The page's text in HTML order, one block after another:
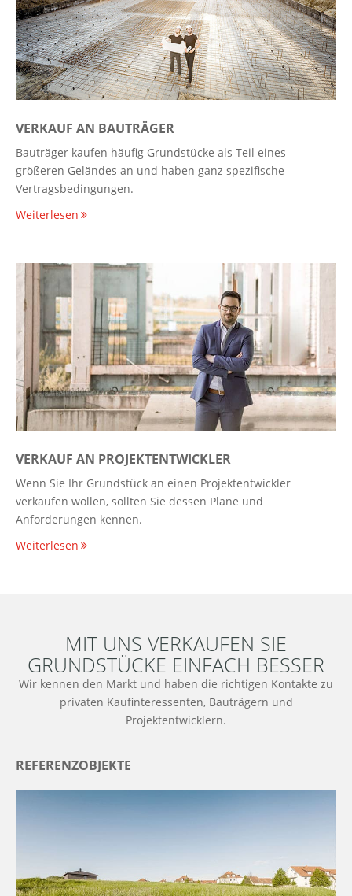
VERKAUF AN BAUTRÄGER
Bauträger kaufen häufig Grundstücke als Teil eines
größeren Geländes an und haben ganz spezifische
Vertragsbedingungen.
Weiterlesen
VERKAUF AN PROJEKTENTWICKLER
Wenn Sie Ihr Grundstück an einen Projektentwickler
verkaufen wollen, sollten Sie dessen Pläne und
Anforderungen kennen.
Weiterlesen
MIT UNS VERKAUFEN SIE
GRUNDSTÜCKE EINFACH BESSER
Wir kennen den Markt und haben die richtigen Kontakte zu
privaten Kaufinteressenten, Bauträgern und
Projektentwicklern.
REFERENZOBJEKTE